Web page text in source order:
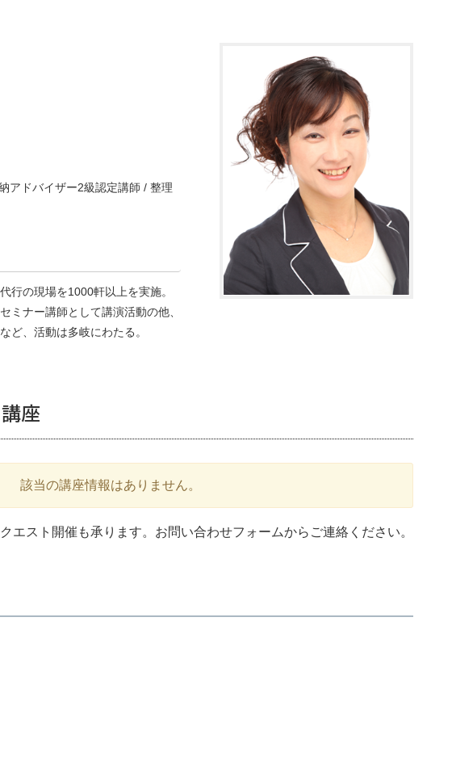
アドバイザー2級認定講師 / 整理
行の現場を1000軒以上を実施。
ミナー講師として講演活動の他、
ど、活動は多岐にわたる。
座
該当の講座情報はありません。
クエスト開催も承ります。お問い合わせフォームからご連絡ください。